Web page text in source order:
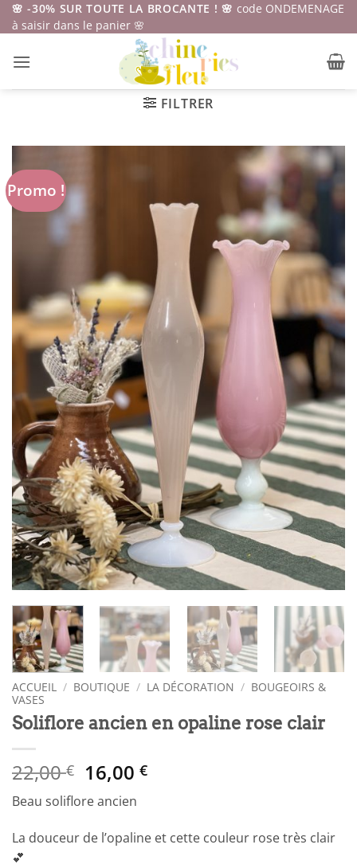
Passer
au
🌸 -30% SUR TOUTE LA BROCANTE ! 🌸 code ONDEMENAGE
à saisir dans le panier 🌸
FILTRER
Promo !
ACCUEIL / BOUTIQUE / LA DÉCORATION / BOUGEOIRS &
VASES
Soliflore ancien en opaline rose clair
22,00€ Le
prix
initial
était :
22,00 €.
16,00€Le
est :
16,00 €.
Beau soliflore ancien
La douceur de l’opaline et cette couleur rose très clair
💕